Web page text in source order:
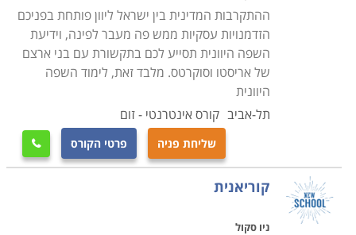
ההתקרבות המדינית בין ישראל ליוון פותחת בפניכם
הזדמנויות עסקיות ממש פה מעבר לפינה, וידיעת
השפה היוונית תסייע לכם בתקשורת עם בני ארצם
של אריסטו וסוקרטס. מלבד זאת, לימוד השפה
היוונית
תל-אביב קורס אינטרנטי - זום
שליחת פניה פרטי הקורס 
קוריאנית
ניו סקול